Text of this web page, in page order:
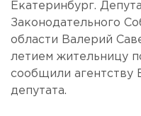
Екатеринбург.
Законодательного
области Валерий
летием жительницу
сообщили агентству
депутата.